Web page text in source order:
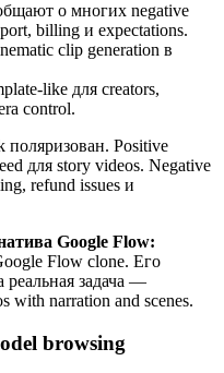
о многих negative
billing и expectations.
clip generation в
like для creators,
control.
поляризован. Positive
для story videos. Negative
refund issues и
Google Flow:
Flow clone. Его
реальная задача —
with narration and scenes.
browsing